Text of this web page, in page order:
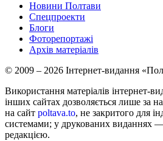
Новини Полтави
Спецпроекти
Блоги
Фоторепортажі
Архів матеріалів
© 2009 – 2026 Інтернет-видання
Використання матеріалів інтернет-
інших сайтах дозволяється лише за
на сайт poltava.to, не закритого для
системами; у друкованих виданнях
редакцією.